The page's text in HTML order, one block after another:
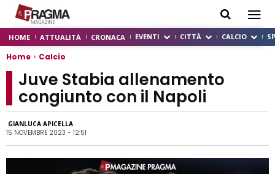
HOME ATTUALITÀ CRONACA EVENTI CITTÀ CALCIO
Home Calcio
Juve Stabia allenamento
congiunto con il Napoli
GIANLUCA APICELLA
15 NOVEMBRE 2023 - 12:51